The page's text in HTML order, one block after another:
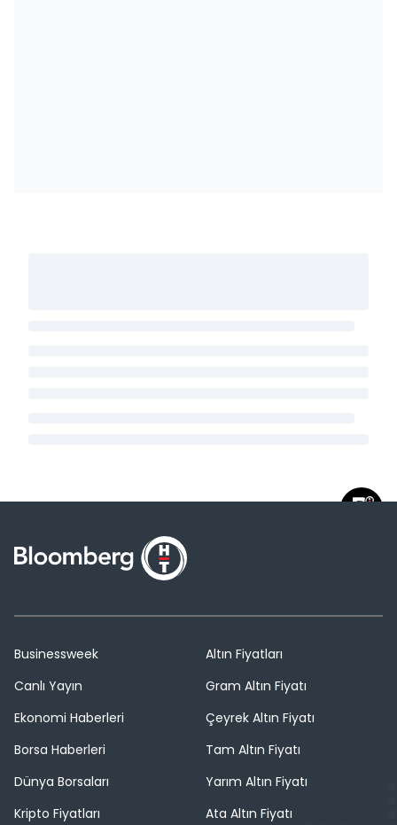
Businessweek
Canlı Yayın
Ekonomi Haberleri
Borsa Haberleri
Dünya Borsaları
Kripto Fiyatları
Altın Fiyatları
Gram Altın Fiyatı
Çeyrek Altın Fiyatı
Tam Altın Fiyatı
Yarım Altın Fiyatı
Ata Altın Fiyatı